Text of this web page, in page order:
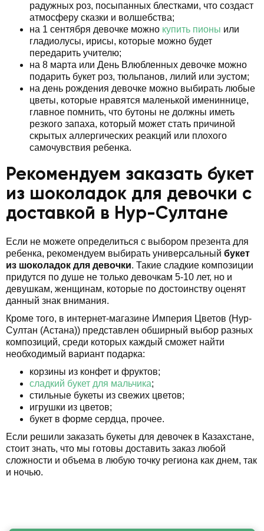
радужных роз, посыпанных блестками, что создаст
атмосферу сказки и волшебства;
на 1 сентября девочке можно купить пионы или
гладиолусы, ирисы, которые можно будет
передарить учителю;
на 8 марта или День Влюбленных девочке можно
подарить букет роз, тюльпанов, лилий или эустом;
на день рождения девочке можно выбирать любые
цветы, которые нравятся маленькой имениннице,
главное помнить, что бутоны не должны иметь
резкого запаха, который может стать причиной
скрытых аллергических реакций или плохого
самочувствия ребенка.
Рекомендуем заказать букет
из шоколадок для девочки с
доставкой в Нур-Султане
Если не можете определиться с выбором презента для
ребенка, рекомендуем выбирать универсальный букет
из шоколадок для девочки. Такие сладкие композиции
придутся по душе не только девочкам 5-10 лет, но и
девушкам, женщинам, которые по достоинству оценят
данный знак внимания.
Кроме того, в интернет-магазине Империя Цветов (Нур-
Султан (Астана)) представлен обширный выбор разных
композиций, среди которых каждый сможет найти
необходимый вариант подарка:
корзины из конфет и фруктов;
сладкий букет для мальчика;
стильные букеты из свежих цветов;
игрушки из цветов;
букет в форме сердца, прочее.
Если решили заказать букеты для девочек в Казахстане,
стоит знать, что мы готовы доставить заказ любой
сложности и объема в любую точку региона как днем, так
и ночью.